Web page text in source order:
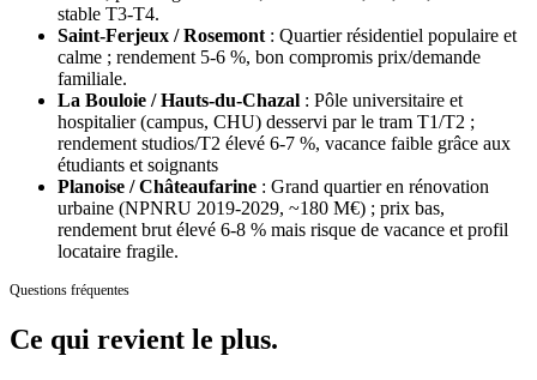
stable T3-T4.
Saint-Ferjeux / Rosemont : Quartier résidentiel populaire et
calme ; rendement 5-6 %, bon compromis prix/demande
familiale.
La Bouloie / Hauts-du-Chazal : Pôle universitaire et
hospitalier (campus, CHU) desservi par le tram T1/T2 ;
rendement studios/T2 élevé 6-7 %, vacance faible grâce aux
étudiants et soignants
Planoise / Châteaufarine : Grand quartier en rénovation
urbaine (NPNRU 2019-2029, ~180 M€) ; prix bas,
rendement brut élevé 6-8 % mais risque de vacance et profil
locataire fragile.
Questions fréquentes
Ce qui revient le plus.